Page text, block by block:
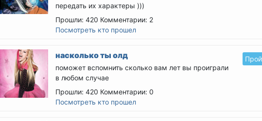
Друзья
передать их характеры )))
Прошли: 420 Комментарии: 2
Посмотреть кто прошел
насколько ты олд
поможет вспомнить сколько вам лет вы проиграли
в любом случае
Прошли: 420 Комментарии: 0
Посмотреть кто прошел